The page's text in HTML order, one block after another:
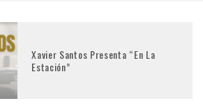
Xavier Santos Presenta “En La
Estación”